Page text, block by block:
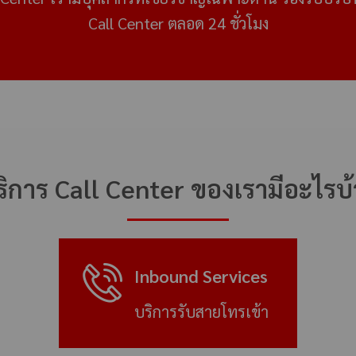
Call Center ตลอด 24 ชั่วโมง
าร Call Center ของเรามีอะไร
Inbound Services
บริการรับสายโทรเข้า